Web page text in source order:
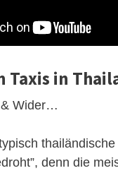
Taxis in
& Wider…
thailändische
denn die